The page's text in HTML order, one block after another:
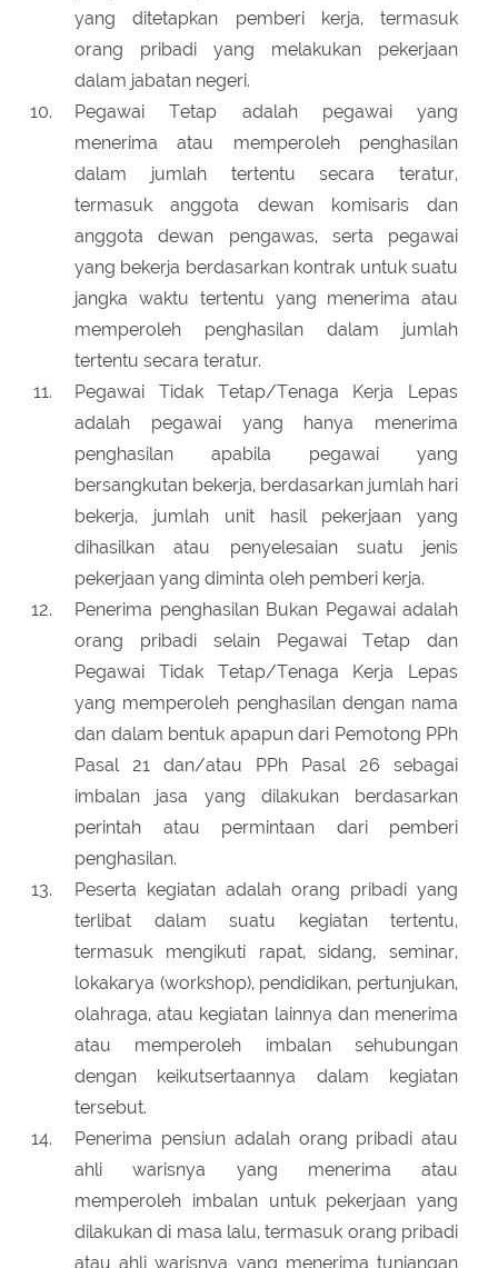
yang ditetapkan pemberi kerja, termasuk
orang pribadi yang melakukan pekerjaan
dalam jabatan negeri.
Pegawai Tetap adalah pegawai yang
menerima atau memperoleh penghasilan
dalam jumlah tertentu secara teratur,
termasuk anggota dewan komisaris dan
anggota dewan pengawas, serta pegawai
yang bekerja berdasarkan kontrak untuk suatu
jangka waktu tertentu yang menerima atau
memperoleh penghasilan dalam jumlah
tertentu secara teratur.
Pegawai Tidak Tetap/Tenaga Kerja Lepas
adalah pegawai yang hanya menerima
penghasilan apabila pegawai yang
bersangkutan bekerja, berdasarkan jumlah hari
bekerja, jumlah unit hasil pekerjaan yang
dihasilkan atau penyelesaian suatu jenis
pekerjaan yang diminta oleh pemberi kerja.
Penerima penghasilan Bukan Pegawai adalah
orang pribadi selain Pegawai Tetap dan
Pegawai Tidak Tetap/Tenaga Kerja Lepas
yang memperoleh penghasilan dengan nama
dan dalam bentuk apapun dari Pemotong PPh
Pasal 21 dan/atau PPh Pasal 26 sebagai
imbalan jasa yang dilakukan berdasarkan
perintah atau permintaan dari pemberi
penghasilan.
Peserta kegiatan adalah orang pribadi yang
terlibat dalam suatu kegiatan tertentu,
termasuk mengikuti rapat, sidang, seminar,
lokakarya (workshop), pendidikan, pertunjukan,
olahraga, atau kegiatan lainnya dan menerima
atau memperoleh imbalan sehubungan
dengan keikutsertaannya dalam kegiatan
tersebut.
Penerima pensiun adalah orang pribadi atau
ahli warisnya yang menerima atau
memperoleh imbalan untuk pekerjaan yang
dilakukan di masa lalu, termasuk orang pribadi
atau ahli warisnya yang menerima tunjangan